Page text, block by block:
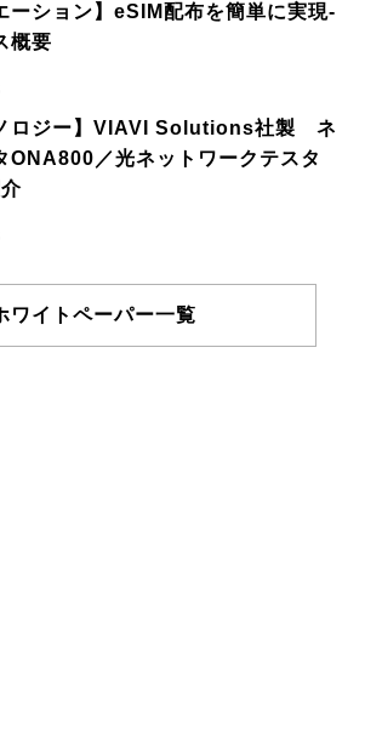
ーション】eSIM配布を簡単に実現-
概要
ノロジー】VIAVI Solutions社製 ネ
ONA800／光ネットワークテスタ
ワイトペーパー一覧